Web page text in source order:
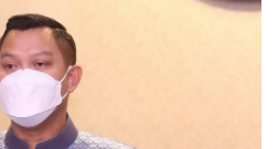
าวต่างชาติเดินทางเข้าประเทศ